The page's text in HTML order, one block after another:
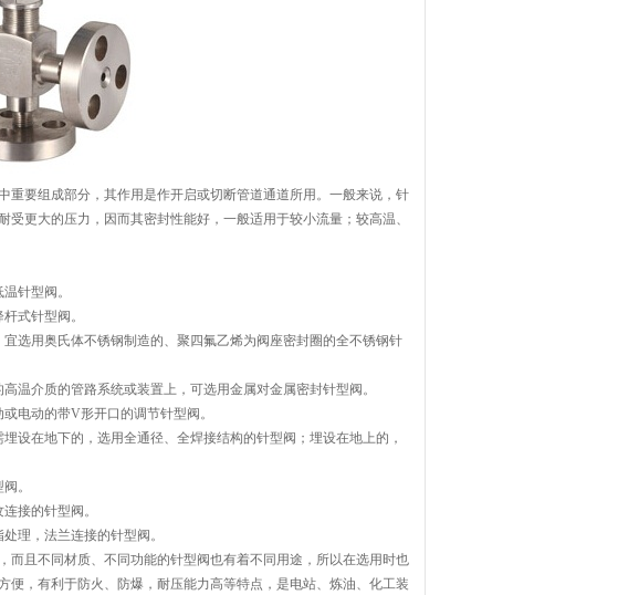
重要组成部分，其作用是作开启或切断管道通道所用。一般来说，针
更大的压力，因而其密封性能好，一般适用于较小流量；较高温、
针型阀。
式针型阀。
选用奥氏体不锈钢制造的、聚四氟乙烯为阀座密封圈的全不锈钢针
温介质的管路系统或装置上，可选用金属对金属密封针型阀。
或电动的带V形开口的调节针型阀。
设在地下的，选用全通径、全焊接结构的针型阀；埋设在地上的，
。
接的针型阀。
理，法兰连接的针型阀。
而且不同材质、不同功能的针型阀也有着不同用途，所以在选用时也
，有利于防火、防爆，耐压能力高等特点，是电站、炼油、化工装